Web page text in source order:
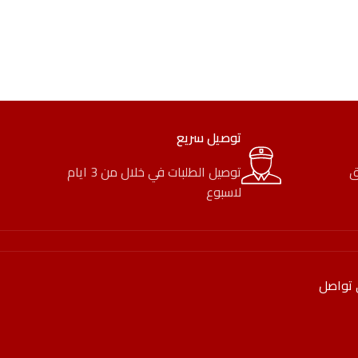
توصيل سريع
توصيل الطلبات في خلال من 3 ايام
لاسبوع
تواصل